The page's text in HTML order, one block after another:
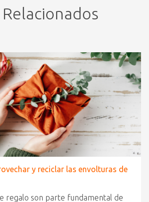
y reciclar las envolturas de
regalo son parte fundamental de